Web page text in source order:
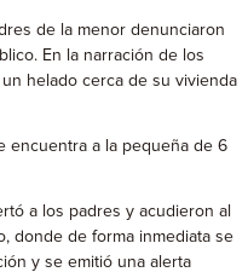
de la menor denunciaron
En la narración de los
helado cerca de su vivienda
encuentra a la pequeña de 6
a los padres y acudieron al
donde de forma inmediata se
y se emitió una alerta